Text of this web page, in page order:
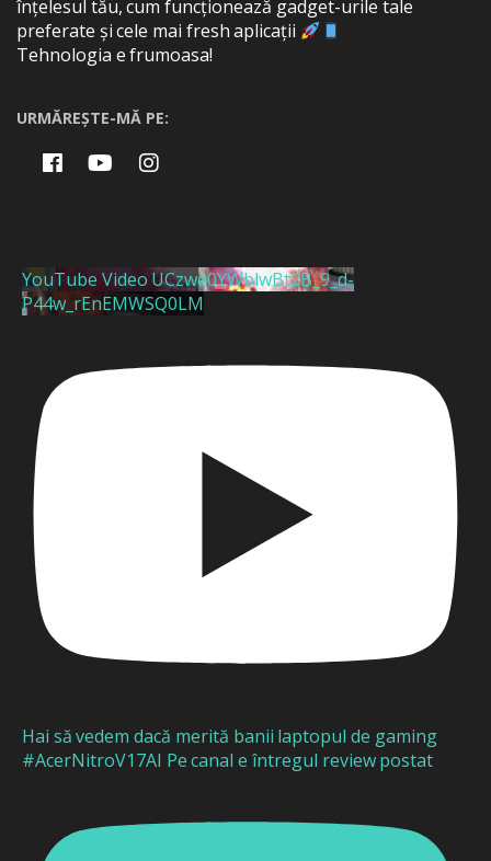
înțelesul tău, cum funcționează gadget-urile tale
preferate și cele mai fresh aplicații
Tehnologia e frumoasa!
URMĂREȘTE-MĂ PE:
YouTube Video UCzwe0YWblwBt2B_9_d-
P44w_rEnEMWSQ0LM
Hai să vedem dacă merită banii laptopul de gaming
#AcerNitroV17AI Pe canal e întregul review postat